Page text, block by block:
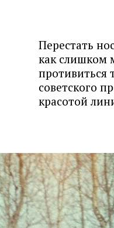
Перестать
как слишком
противиться
советского
красотой